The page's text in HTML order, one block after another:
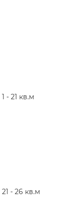
1 - 21 кв.м
21 - 26 кв.м